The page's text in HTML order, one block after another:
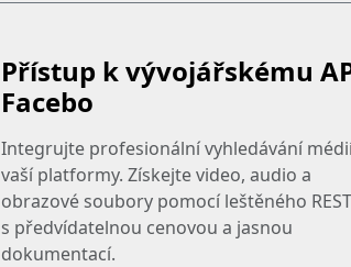
Přístup k vývojářskému
Facebo
Integrujte profesionální vyhledávání
vaší platformy. Získejte video, audio a
obrazové soubory pomocí leštěného
s předvídatelnou cenovou a jasnou
dokumentací.